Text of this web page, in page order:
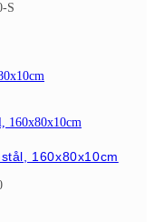
S
160x80x10cm